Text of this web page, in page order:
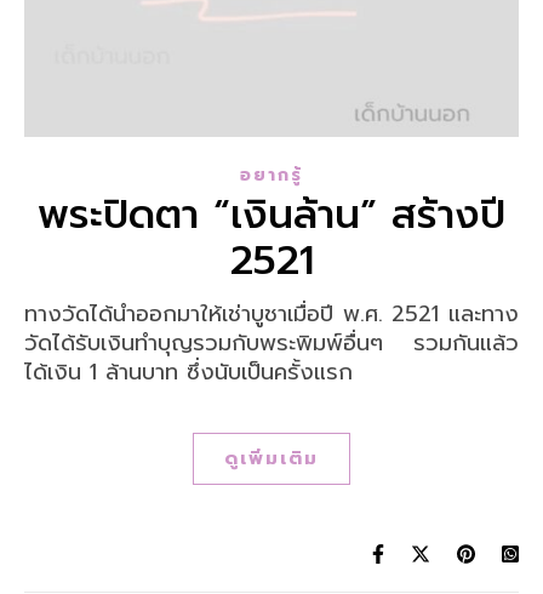
อยากรู้
พระปิดตา “เงินล้าน” สร้างปี
2521
ทางวัดได้นำออกมาให้เช่าบูชาเมื่อปี พ.ศ. 2521 และทาง
วัดได้รับเงินทำบุญรวมกับพระพิมพ์อื่นๆ รวมกันแล้ว
ได้เงิน 1 ล้านบาท ซึ่งนับเป็นครั้งแรก
ดูเพิ่มเติม